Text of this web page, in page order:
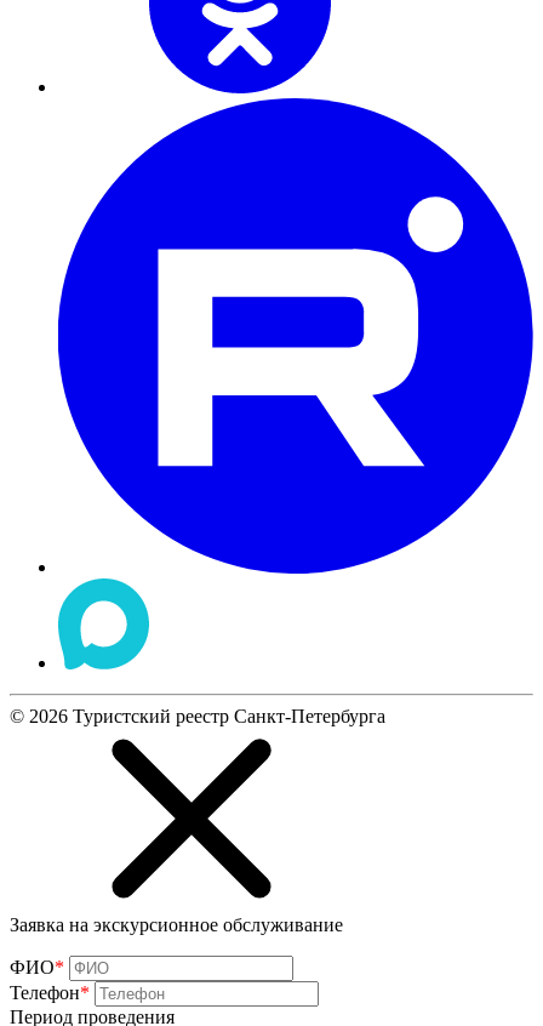
© 2026 Туристский реестр Санкт-Петербурга
Заявка на экскурсионное обслуживание
ФИО*
Телефон*
Период проведения